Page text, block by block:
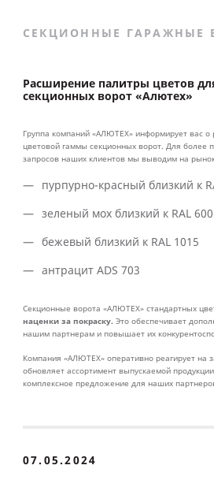
СЕКЦИОННЫЕ ГАРАЖНЫЕ
Расширение палитры цветов
секционных ворот «Алютех»
Группа компаний «АЛЮТЕХ» информирует вас о
цветовой гаммы секционных ворот. Для более
запросов наших клиентов мы выводим на
пурпурно-красный близкий к
зеленый мох близкий к RAL
бежевый близкий к RAL 1015
антрацит ADS 703
Секционные ворота «АЛЮТЕХ» стандартных
наценки за покраску. Это обеспечивает
нашим партнерам и повышает их
Компания «АЛЮТЕХ» оперативно реагирует на
обновляет ассортимент выпускаемой
комплексное предложение для наших
07.05.2024